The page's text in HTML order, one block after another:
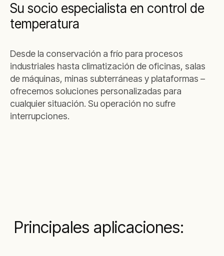
Su socio especialista en control de
temperatura
Desde la conservación a frío para procesos
industriales hasta climatización de oficinas, salas
de máquinas, minas subterráneas y plataformas –
ofrecemos soluciones personalizadas para
cualquier situación. Su operación no sufre
interrupciones.
Principales aplicaciones: